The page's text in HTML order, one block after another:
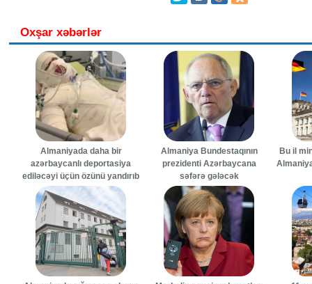
Oxşar xəbərlər
Almaniyada daha bir
azərbaycanlı deportasiya
ediləcəyi üçün özünü yandırıb
Almaniya Bundestaqının
prezidenti Azərbaycana
səfərə gələcək
Bu il